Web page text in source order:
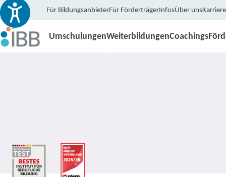
Für BildungsanbieterFür FörderträgerInfosÜber unsKarriere
UmschulungenWeiterbildungenCoachings